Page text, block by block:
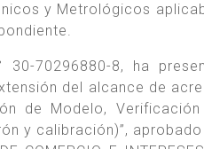
y Metrológicos
30-70296880-8, ha
del alcance de
de Modelo,
y calibración)”,